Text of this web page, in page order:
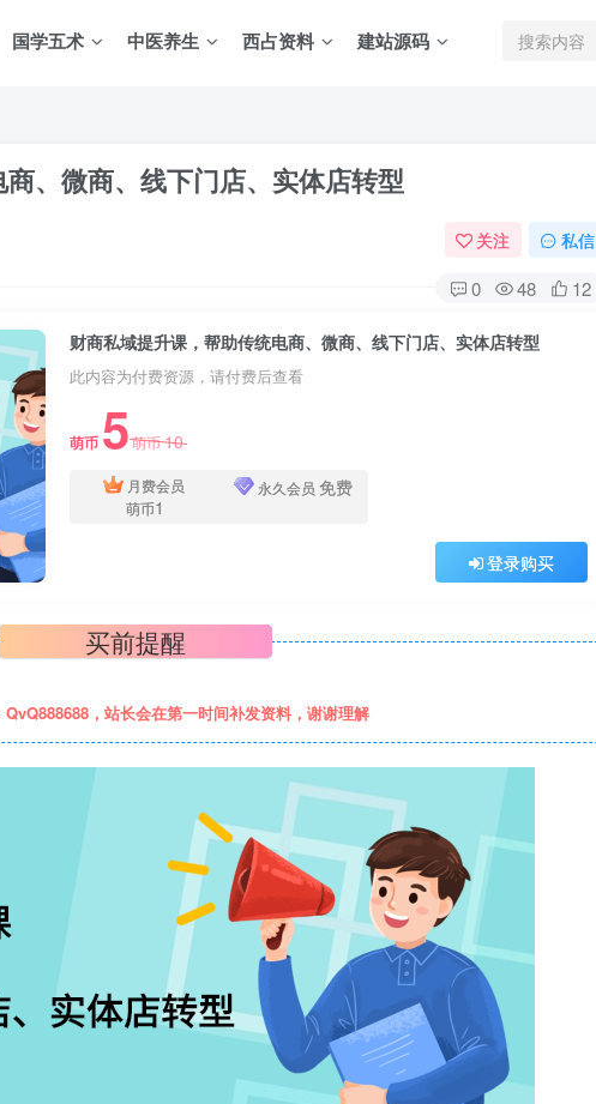
国学五术 中医养生 西占资料 建站源码
、微商、线下门店、实体店转型
关注 私信
0 48 12
财商私域提升课，帮助传统电商、微商、线下门店、实体店转型
此内容为付费资源，请付费后查看
萌币 5萌币10
月费会员
萌币1
永久会员 免费
登录购买
买前提醒
，站长会在第一时间补发资料，谢谢理解